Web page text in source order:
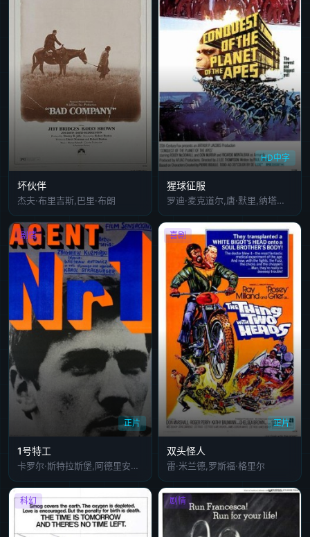
坏伙伴
杰夫·布里吉斯,巴里·布朗
HD中字
猩球征服
罗迪·麦克道尔,唐·默里,纳塔丽·特伦黛,里卡多·蒙特尔班,哈里·罗兹,赛文·达尔登,卢·瓦格纳,约翰·兰道夫,阿莎·梅诺,H.M.,Wynant,David,Chow,布克·卡特里安,约翰·丹尼斯,保罗.康尼,戈登·裘普
剧情
正片
1号特工
卡罗尔·斯特拉斯堡,阿德里安娜·安德烈娃,芭芭拉·巴吉洛夫斯卡
喜剧
正片
双头怪人
雷·米兰德,罗斯福·格里尔
科幻 剧情